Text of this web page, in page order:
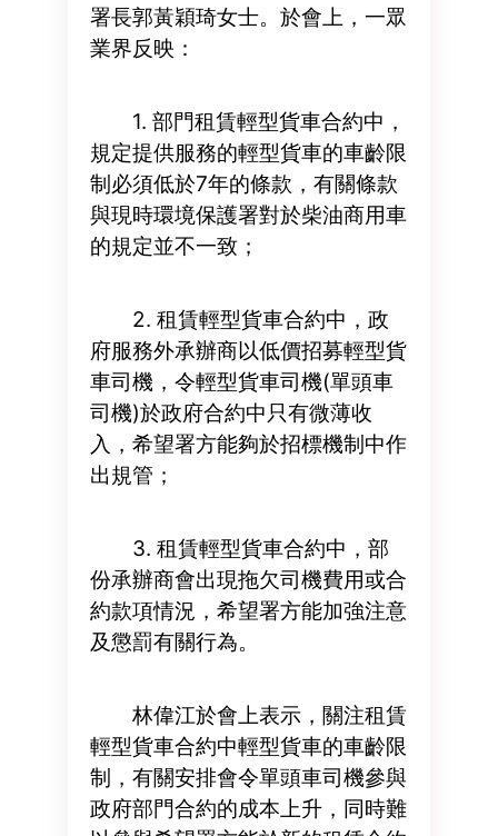
署長郭黃穎琦女士。於會上，一眾
業界反映：
1. 部門租賃輕型貨車合約中，
規定提供服務的輕型貨車的車齡限
制必須低於7年的條款，有關條款
與現時環境保護署對於柴油商用車
的規定並不一致；
2. 租賃輕型貨車合約中，政
府服務外承辦商以低價招募輕型貨
車司機，令輕型貨車司機(單頭車
司機)於政府合約中只有微薄收
入，希望署方能夠於招標機制中作
出規管；
3. 租賃輕型貨車合約中，部
份承辦商會出現拖欠司機費用或合
約款項情況，希望署方能加強注意
及懲罰有關行為。
林偉江於會上表示，關注租賃
輕型貨車合約中輕型貨車的車齡限
制，有關安排會令單頭車司機參與
政府部門合約的成本上升，同時難